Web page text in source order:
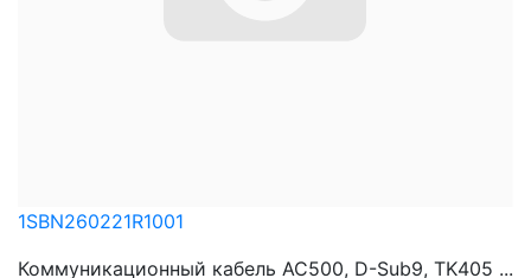
1SBN260221R1001
Коммуникационный кабель AC500, D-Sub9, TK405 ...